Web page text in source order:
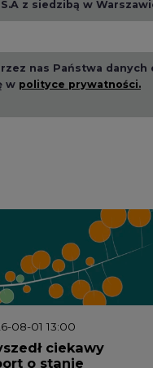
nas Państwa danych
08-01 13:00
ciekawy
o stanie
w Europie